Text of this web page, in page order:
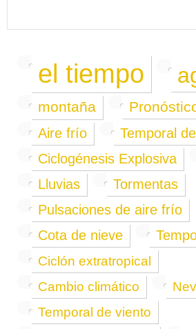
el tiempo
montaña
Aire frío
Temporal
Ciclogénesis Explosiva
Lluvias
Tormentas
Pulsaciones de aire frío
Cota de nieve
Ciclón extratropical
Cambio climático
Temporal de viento